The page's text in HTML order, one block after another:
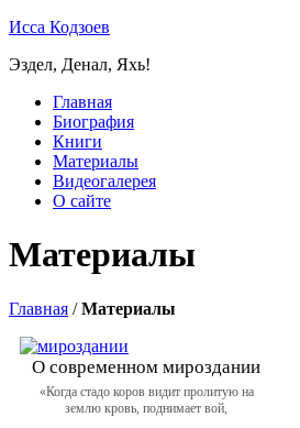
Исса Кодзоев
Эздел, Денал, Яхь!
Главная
Биография
Книги
Материалы
Видеогалерея
О сайте
Материалы
Главная /Материалы
О современном мироздании
«Когда стадо коров видит пролитую на
землю кровь, поднимает вой,